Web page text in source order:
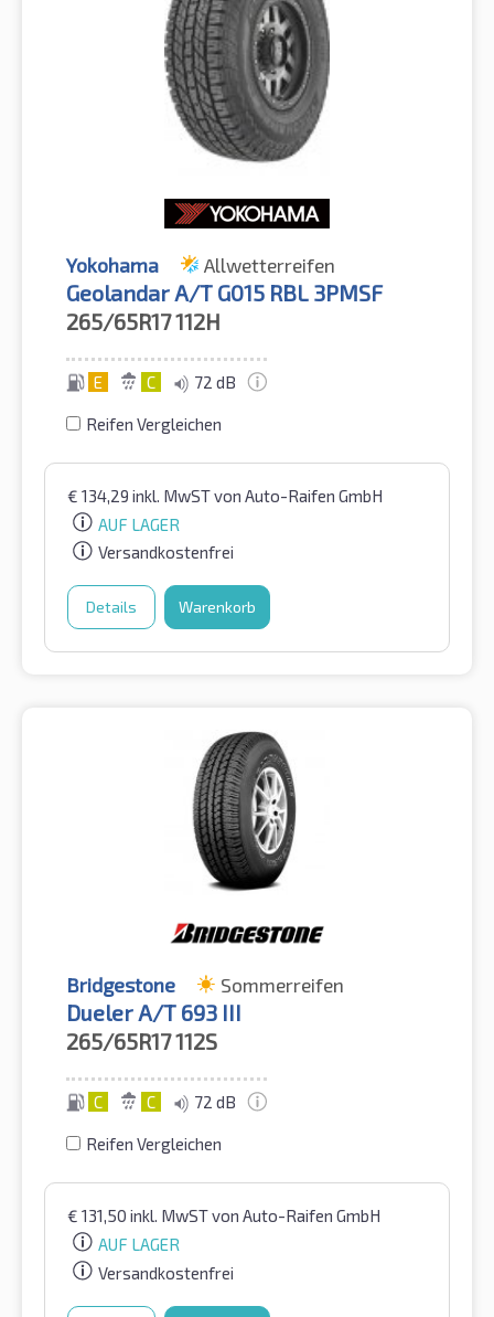
Yokohama Allwetterreifen
Geolandar A/T G015 RBL 3PMSF
265/65R17112H
E C 72 dB
Reifen Vergleichen
€ 134,29 inkl. MwSTvon Auto-Raifen GmbH
AUF LAGER
Versandkostenfrei
Details Warenkorb
Bridgestone Sommerreifen
Dueler A/T 693 III
265/65R17112S
C C 72 dB
Reifen Vergleichen
€ 131,50 inkl. MwSTvon Auto-Raifen GmbH
AUF LAGER
Versandkostenfrei